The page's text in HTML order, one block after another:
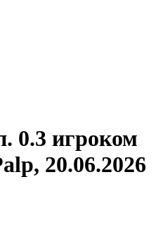
0.3 игроком
20.06.2026